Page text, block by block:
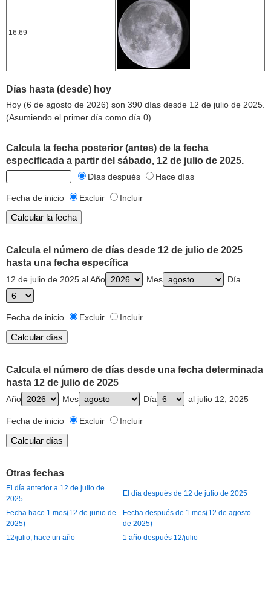
16.69
Días hasta (desde) hoy
Hoy (6 de agosto de 2026) son 390 días desde 12 de julio de 2025.
(Asumiendo el primer día como día 0)
Calcula la fecha posterior (antes) de la fecha
especificada a partir del sábado, 12 de julio de 2025.
Días después Hace días
Fecha de inicio Excluir Incluir
Calcula el número de días desde 12 de julio de 2025
hasta una fecha específica
12 de julio de 2025 al Año Mes Día
Fecha de inicio Excluir Incluir
Calcula el número de días desde una fecha determinada
hasta 12 de julio de 2025
Año Mes Día al julio 12, 2025
Fecha de inicio Excluir Incluir
Otras fechas
El día anterior a 12 de julio de
2025
El día después de 12 de julio de 2025
Fecha hace 1 mes(12 de junio de
2025)
Fecha después de 1 mes(12 de agosto
de 2025)
12/julio, hace un año
1 año después 12/julio